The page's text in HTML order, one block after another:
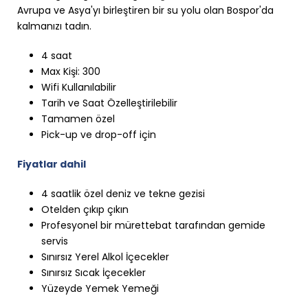
Avrupa ve Asya'yı birleştiren bir su yolu olan Bospor'da
kalmanızı tadın.
4 saat
Max Kişi: 300
Wifi Kullanılabilir
Tarih ve Saat Özelleştirilebilir
Tamamen özel
Pick-up ve drop-off için
Fiyatlar dahil
4 saatlik özel deniz ve tekne gezisi
Otelden çıkıp çıkın
Profesyonel bir mürettebat tarafından gemide
servis
Sınırsız Yerel Alkol İçecekler
Sınırsız Sıcak İçecekler
Yüzeyde Yemek Yemeği